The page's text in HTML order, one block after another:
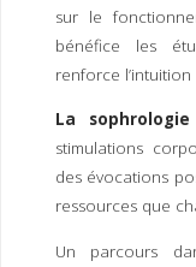
sur le
bénéfice les
renforce
La sophrologie
stimulations
des évocations
ressources que
Un parcours